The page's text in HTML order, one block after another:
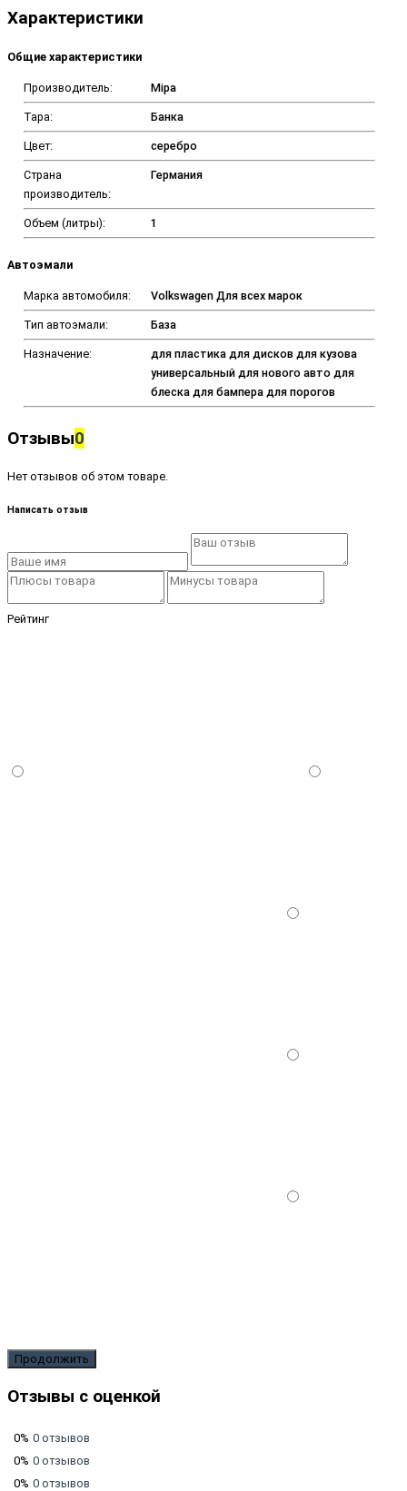
Характеристики
Общие характеристики
Производитель: Mipa
Тара: Банка
Цвет: серебро
Страна
производитель:
Германия
Объем (литры): 1
Автоэмали
Марка автомобиля: Volkswagen Для всех марок
Тип автоэмали: База
Назначение:
для пластика для дисков для кузова
универсальный для нового авто для
блеска для бампера для порогов
Отзывы0
Нет отзывов об этом товаре.
Написать отзыв
Рейтинг
Продолжить
Отзывы с оценкой
0% 0 отзывов
0% 0 отзывов
0% 0 отзывов